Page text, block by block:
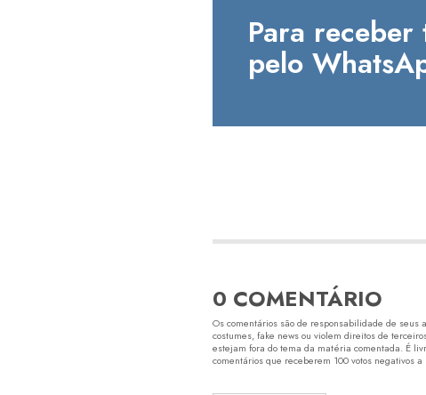
Para
pelo
0 COMENTÁRIO
Os comentários são de responsabilidade de seus
costumes, fake news ou violem direitos de
estejam fora do tema da matéria comentada. É
comentários que receberem 100 votos negativos